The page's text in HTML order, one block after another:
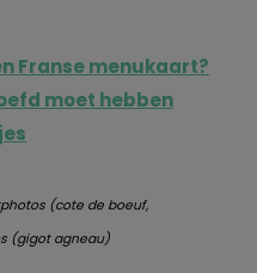
Franse menukaart?
moet hebben
(cote de boeuf,
(gigot agneau)